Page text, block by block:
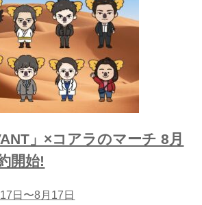
」×コアラのマーチ 8月
開始!
日〜8月17日